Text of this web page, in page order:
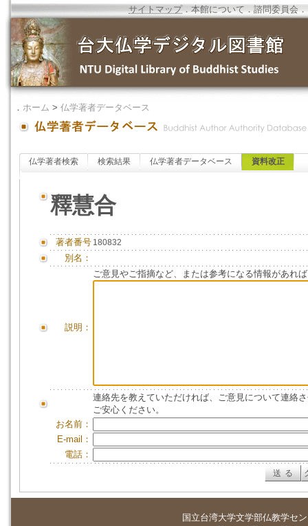
サイトマップ．本館について ．諮問委員会 ．
． ホーム > 仏学著者データベース
仏学著者検索 検索結果 仏学著者データベース 資料改正
釋慧合
著者番号 180832
別名：
説明：
ご意見やご指摘など、または参考になる情報があれ
連絡先を教えていただければ、ご意見について連絡
ご安心ください。
お名前：
E-mail：
電話：
国立台湾大学文学部仏教学セ